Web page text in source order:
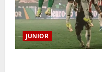
JUNIOR